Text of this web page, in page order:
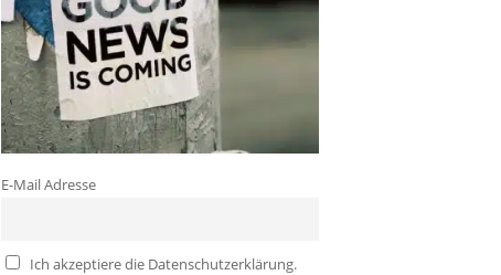
E-Mail Adresse
Ich akzeptiere die Datenschutzerklärung.